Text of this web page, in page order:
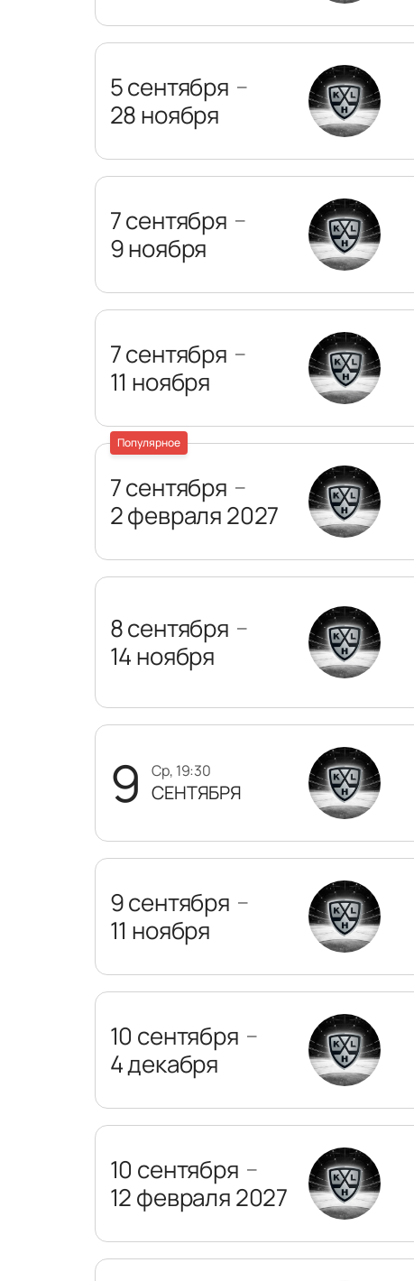
5 сентября —
28 ноября
7 сентября —
9 ноября
7 сентября —
11 ноября
Популярное
7 сентября —
2 февраля 2027
8 сентября —
14 ноября
9 ср, 19:30
СЕНТЯБРЯ
9 сентября —
11 ноября
10 сентября —
4 декабря
10 сентября —
12 февраля 2027